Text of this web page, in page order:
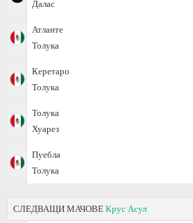
Далас
Атланте
Толука
Керетаро
Толука
Толука
Хуарез
Пуебла
Толука
СЛЕДВАЩИ МАЧОВЕ Крус Асул